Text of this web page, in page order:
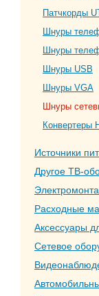
Патчкорды
Шнуры
Шнуры
Шнуры USB
Шнуры VGA
Шнуры
Конвертеры
Источники
Другое ТВ-
Расходные
Аксессуары
Сетевое